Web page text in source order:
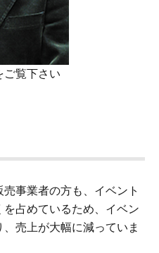
ご覧下さい
事業者の方も、イベント
占めているため、イベン
売上が大幅に減っていま